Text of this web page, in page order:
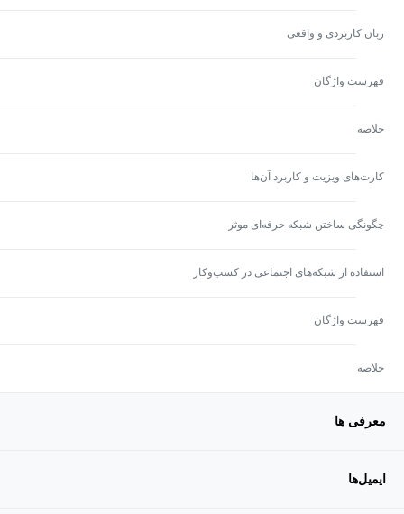
زبان کاربردی و واقعی
فهرست واژگان
خلاصه
کارت‌های ویزیت و کاربرد آن‌ها
چگونگی ساختن شبکه حرفه‌ای موثر
استفاده از شبکه‌های اجتماعی در کسب‌وکار
فهرست واژگان
خلاصه
معرفی ها
ایمیل‌ها